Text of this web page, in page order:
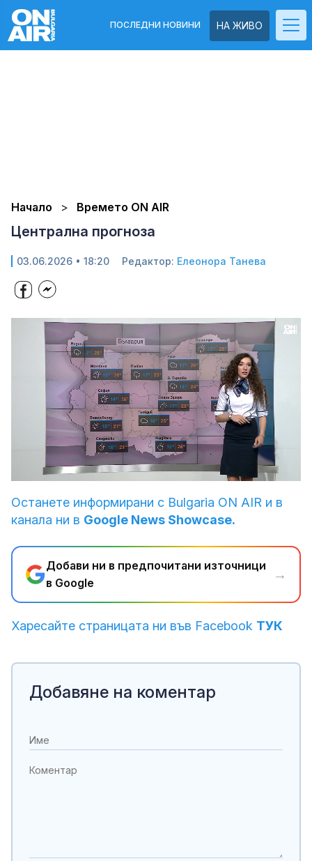
НА ЖИВО
ПОСЛЕДНИ НОВИНИ
Начало Времето ON AIR
Централна прогноза
03.06.2026 • 18:20 Редактор: Елеонора Танева
Unmute Loaded
Останете информирани с Bulgaria ON AIR и в
канала ни в Google News Showcase.
Добави ни в предпочитани източници
в Google
→
Харесайте страницата ни във Facebook ТУК
Добавяне на коментар